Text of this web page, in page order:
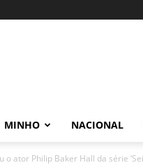
MINHO NACIONAL
o ator Philip Baker Hall da série